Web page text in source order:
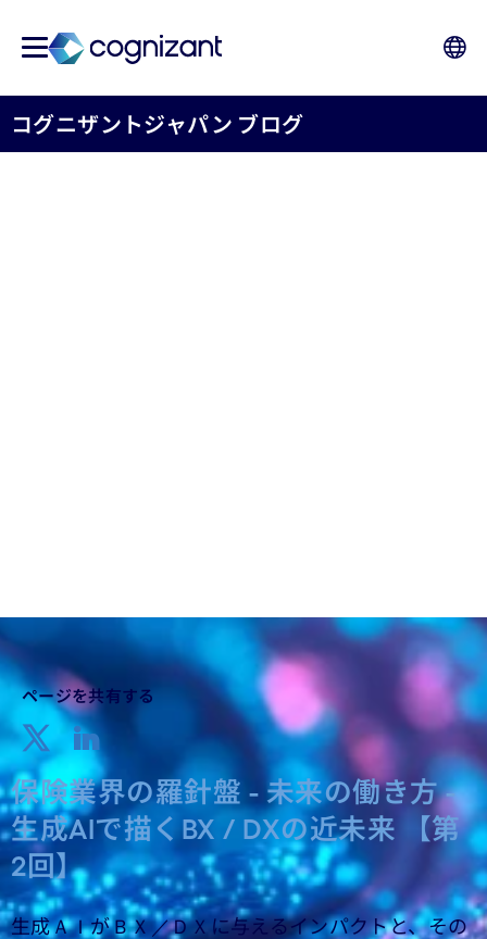
コグニザントジャパン ブログ
ページを共有する
保険業界の羅針盤 - 未来の働き方 -
生成AIで描くBX / DXの近未来 【第
2回】
生成ＡＩがＢＸ／ＤＸに与えるインパクトと、その